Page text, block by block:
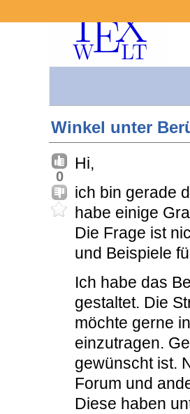
Winkel unter
0
Hi,
ich bin gerade
habe einige
Die Frage ist
und Beispiele
Ich habe das
gestaltet. Die
möchte gerne
einzutragen.
gewünscht ist.
Forum und
Diese haben